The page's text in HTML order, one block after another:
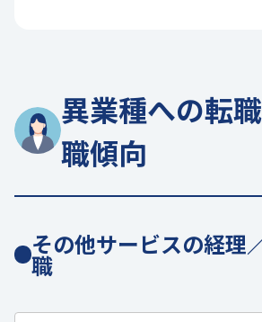
異業種への転
職傾向
その他サービスの経理
職